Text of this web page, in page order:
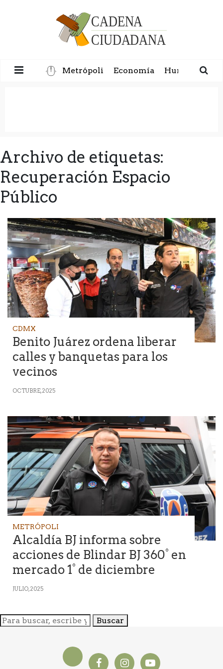
Metrópoli Economía Humanidad
Archivo de etiquetas:
Recuperación Espacio
Público
CDMX
Benito Juárez ordena liberar
calles y banquetas para los
vecinos
OCTUBRE, 2025
METRÓPOLI
Alcaldía BJ informa sobre
acciones de Blindar BJ 360° en
mercado 1° de diciembre
JULIO, 2025
Buscar